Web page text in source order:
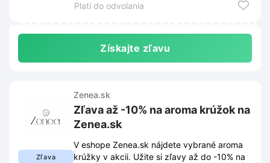
Platí do odvolania
Získajte zľavu
Zľava
Zenea.sk
Zľava až -10% na aroma krúžok na
Zenea.sk
V eshope Zenea.sk nájdete vybrané aroma
krúžky v akcii. Užite si zľavy až do -10% na